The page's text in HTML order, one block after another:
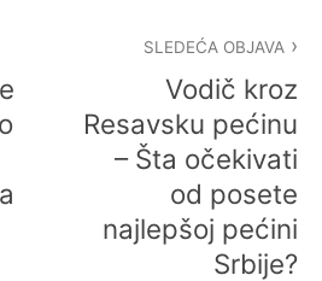
SLEDEĆA OBJAVA
Vodič kroz
Resavsku pećinu
– Šta očekivati
od posete
najlepšoj pećini
Srbije?